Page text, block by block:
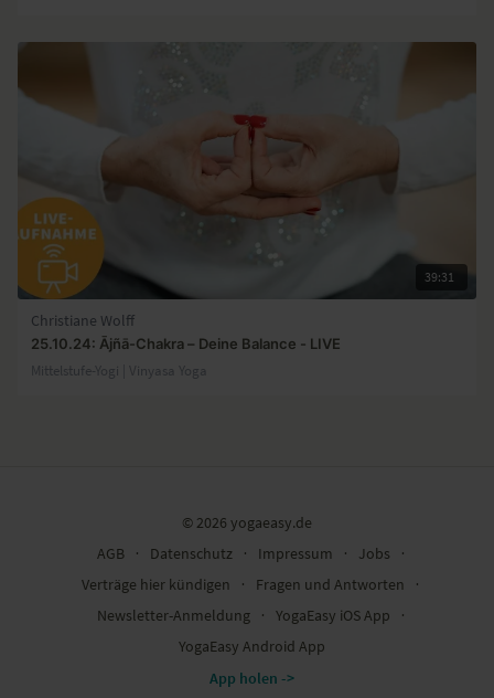
39:31
Christiane Wolff
25.10.24: Ājñā-Chakra – Deine Balance - LIVE
Mittelstufe-Yogi | Vinyasa Yoga
© 2026 yogaeasy.de
AGB
∙ Datenschutz ∙ Impressum ∙ Jobs
∙
Verträge hier kündigen
∙ Fragen und Antworten
∙
Newsletter-Anmeldung
∙ YogaEasy iOS App
∙
YogaEasy Android App
App holen ->